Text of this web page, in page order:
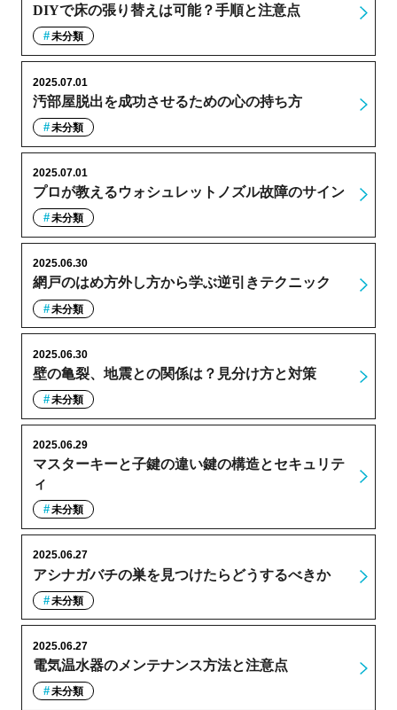
DIYで床の張り替えは可能？手順と注意点
未分類
汚部屋脱出を成功させるための心の持ち方
2025.07.01
未分類
プロが教えるウォシュレットノズル故障のサイン
2025.07.01
未分類
網戸のはめ方外し方から学ぶ逆引きテクニック
2025.06.30
未分類
壁の亀裂、地震との関係は？見分け方と対策
2025.06.30
未分類
マスターキーと子鍵の違い鍵の構造とセキュリテ
ィ
2025.06.29
未分類
アシナガバチの巣を見つけたらどうするべきか
2025.06.27
未分類
電気温水器のメンテナンス方法と注意点
2025.06.27
未分類